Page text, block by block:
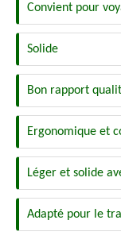
Convient pour
Solide
Bon rapport
Ergonomique et
Léger et solide
Adapté pour le